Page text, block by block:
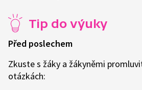
Tip do výuky
Před poslechem
Zkuste s žáky a žákyněmi
otázkách: